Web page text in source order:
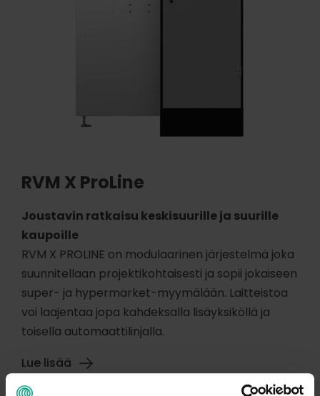
RVM X ProLine
Joustavin ratkaisu keskisuurille ja suurille
kaupoille
RVM X PROLINE on modulaarinen järjestelmä joka
suunnitellaan projektikohtaisesti ja sopii jokaiseen
super- ja hypermarket-myymälään. Laitteistoa
voi laajentaa jopa kahdeksalla lisäyksiköllä ja
toisella automaattilinjalla.
Lue lisää